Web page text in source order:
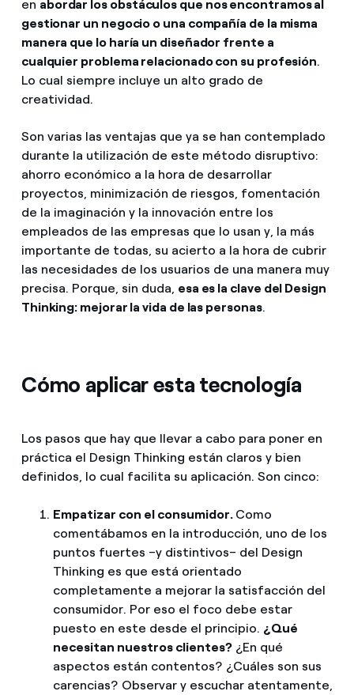
en abordar los obstáculos que nos encontramos al
gestionar un negocio o una compañía de la misma
manera que lo haría un diseñador frente a
cualquier problema relacionado con su profesión.
Lo cual siempre incluye un alto grado de
creatividad.
Son varias las ventajas que ya se han contemplado
durante la utilización de este método disruptivo:
ahorro económico a la hora de desarrollar
proyectos, minimización de riesgos, fomentación
de la imaginación y la innovación entre los
empleados de las empresas que lo usan y, la más
importante de todas, su acierto a la hora de cubrir
las necesidades de los usuarios de una manera muy
precisa. Porque, sin duda, esa es la clave del Design
Thinking: mejorar la vida de las personas.
Cómo aplicar esta tecnología
Los pasos que hay que llevar a cabo para poner en
práctica el Design Thinking están claros y bien
definidos, lo cual facilita su aplicación. Son cinco:
Empatizar con el consumidor. Como
comentábamos en la introducción, uno de los
puntos fuertes –y distintivos– del Design
Thinking es que está orientado
completamente a mejorar la satisfacción del
consumidor. Por eso el foco debe estar
puesto en este desde el principio. ¿Qué
necesitan nuestros clientes?¿En qué
aspectos están contentos? ¿Cuáles son sus
carencias? Observar y escuchar atentamente,